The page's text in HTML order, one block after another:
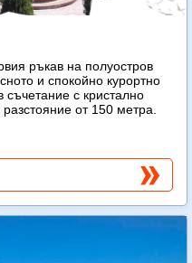
ръкав на полуостров
и спокойно курортно
с кристално
от 150 метра.